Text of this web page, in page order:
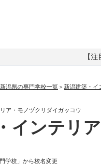
【
新潟県の専門学校一覧 新潟建築・イ
ア・モノヅクリダイガッコウ
インテリ
学校」から校名変更